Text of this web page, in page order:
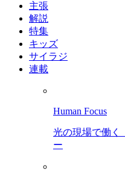
主張
解説
特集
キッズ
サイラジ
連載
Human Focus
光の現場で働く
ー